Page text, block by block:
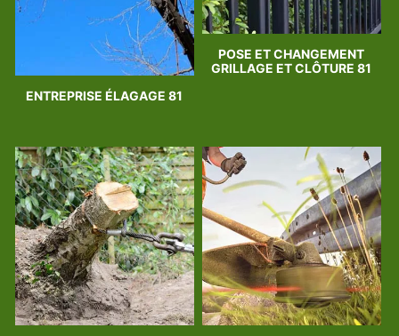
ENTREPRISE ÉLAGAGE 81
POSE ET CHANGEMENT
GRILLAGE ET CLÔTURE 81